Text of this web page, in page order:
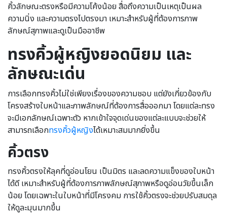
คิ้วลักษณะตรงหรือมีความโค้งน้อย สื่อถึงความเป็นเหตุเป็นผล
ความนิ่ง และความตรงไปตรงมา เหมาะสำหรับผู้ที่ต้องการภาพ
ลักษณ์สุภาพและดูเป็นมืออาชีพ
ทรงคิ้วผู้หญิงยอดนิยม และ
ลักษณะเด่น
การเลือกทรงคิ้วไม่ใช่เพียงเรื่องของความชอบ แต่ยังเกี่ยวข้องกับ
โครงสร้างใบหน้าและภาพลักษณ์ที่ต้องการสื่อออกมา โดยแต่ละทรง
จะมีเอกลักษณ์เฉพาะตัว หากเข้าใจจุดเด่นของแต่ละแบบจะช่วยให้
สามารถเลือกทรงคิ้วผู้หญิงได้เหมาะสมมากยิ่งขึ้น
คิ้วตรง
ทรงคิ้วตรงให้ลุคที่ดูอ่อนโยน เป็นมิตร และลดความแข็งของใบหน้า
ได้ดี เหมาะสำหรับผู้ที่ต้องการภาพลักษณ์สุภาพหรือดูอ่อนวัยขึ้นเล็ก
น้อย โดยเฉพาะในใบหน้าที่มีโครงคม การใช้คิ้วตรงจะช่วยปรับสมดุล
ให้ดูละมุนมากขึ้น